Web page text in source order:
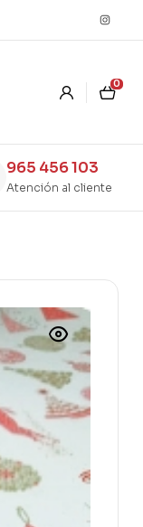
0
965 456 103
Atención al cliente